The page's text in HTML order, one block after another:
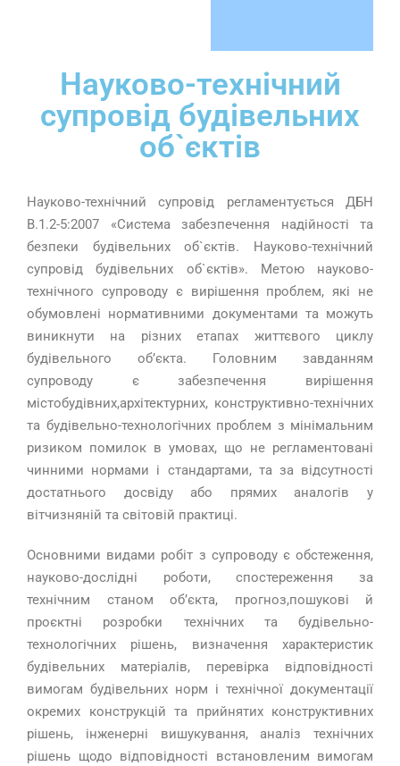
Науково-технічний
супровід будівельних
об`єктів
Науково-технічний супровід регламентується ДБН
В.1.2-5:2007 «Система забезпечення надійності та
безпеки будівельних об`єктів. Науково-технічний
супровід будівельних об`єктів». Метою науково-
технічного супроводу є вирішення проблем, які не
обумовлені нормативними документами та можуть
виникнути на різних етапах життєвого циклу
будівельного об’єкта. Головним завданням
супроводу є забезпечення вирішення
містобудівних,архітектурних, конструктивно-технічних
та будівельно-технологічних проблем з мінімальним
ризиком помилок в умовах, що не регламентовані
чинними нормами і стандартами, та за відсутності
достатнього досвіду або прямих аналогів у
вітчизняній та світовій практиці.
Основними видами робіт з супроводу є обстеження,
науково-дослідні роботи, спостереження за
технічним станом об’єкта, прогноз,пошукові й
проєктні розробки технічних та будівельно-
технологічних рішень, визначення характеристик
будівельних матеріалів, перевірка відповідності
вимогам будівельних норм і технічної документації
окремих конструкцій та прийнятих конструктивних
рішень, інженерні вишукування, аналіз технічних
рішень щодо відповідності встановленим вимогам